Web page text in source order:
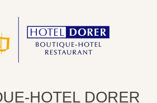
HOTEL DORER